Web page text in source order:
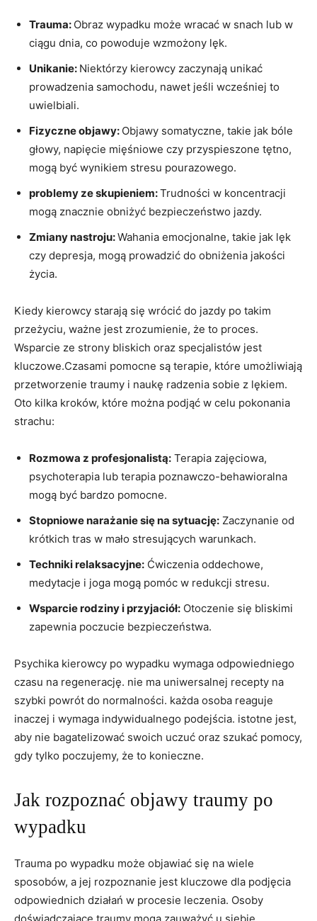
Trauma: Obraz wypadku może wracać w‌ snach lub w
ciągu dnia, co ‍powoduje wzmożony ‌lęk.
Unikanie: Niektórzy kierowcy zaczynają unikać
prowadzenia samochodu, nawet jeśli wcześniej to
uwielbiali.
Fizyczne objawy: Objawy somatyczne, takie jak bóle ​
głowy,⁣ napięcie mięśniowe czy przyspieszone⁤ tętno,
mogą być wynikiem ⁤stresu ⁤pourazowego.
problemy ze ⁣skupieniem:Trudności w koncentracji
mogą znacznie obniżyć ⁤bezpieczeństwo‌ jazdy.
Zmiany nastroju:Wahania emocjonalne, takie jak lęk
czy depresja, mogą prowadzić do obniżenia jakości
życia.
Kiedy kierowcy starają się wrócić do jazdy po takim
przeżyciu, ważne‌ jest ⁤zrozumienie, że to proces.
Wsparcie ze⁢ strony bliskich oraz specjalistów jest
kluczowe.Czasami pomocne są terapie, które umożliwiają⁢
przetworzenie traumy i naukę radzenia sobie ⁤z lękiem.
Oto kilka kroków, które można podjąć w celu pokonania
strachu:
Rozmowa z profesjonalistą: Terapia zajęciowa,
psychoterapia lub terapia poznawczo-behawioralna
mogą być bardzo pomocne.
Stopniowe narażanie się⁢ na sytuację: Zaczynanie od
krótkich tras ⁢w mało stresujących warunkach.
Techniki relaksacyjne: Ćwiczenia oddechowe,
medytacje i ‌joga⁣ mogą pomóc w redukcji⁢ stresu.
Wsparcie⁣ rodziny i przyjaciół: Otoczenie się bliskimi
zapewnia poczucie bezpieczeństwa.
Psychika ‍kierowcy ⁤po wypadku wymaga odpowiedniego
czasu ​na regenerację. ‌nie ma uniwersalnej ​recepty na
szybki powrót do normalności. każda osoba‍ reaguje
inaczej i wymaga⁤ indywidualnego podejścia. istotne jest,
aby nie bagatelizować swoich uczuć oraz⁤ szukać pomocy,
gdy tylko poczujemy, że to konieczne.
Jak ⁣rozpoznać objawy traumy po
wypadku
Trauma po wypadku może objawiać się na wiele
sposobów,‍ a jej rozpoznanie jest kluczowe dla podjęcia
⁢odpowiednich działań w procesie leczenia. ​Osoby